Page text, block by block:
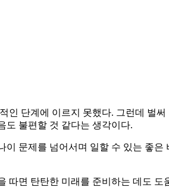
단계에 이르지 못했다. 그런데 벌써
도 불편할 것 같다는 생각이다.
문제를 넘어서며 일할 수 있는 좋은
면 탄탄한 미래를 준비하는 데도 도